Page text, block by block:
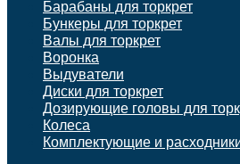
Барабаны для торкрет
Бункеры для торкрет
Валы для торкрет
Воронка
Выдуватели
Диски для торкрет
Дозирующие головы для
Колеса
Комплектующие и